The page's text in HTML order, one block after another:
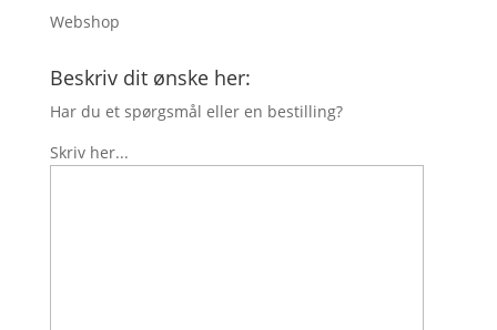
Webshop
Beskriv dit ønske her:
Har du et spørgsmål eller en bestilling?
Skriv her...